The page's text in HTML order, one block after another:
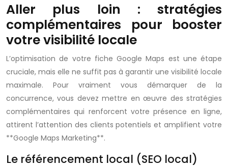
Aller plus loin : stratégies
complémentaires pour booster
votre visibilité locale
L’optimisation de votre fiche Google Maps est une étape
cruciale, mais elle ne suffit pas à garantir une visibilité locale
maximale. Pour vraiment vous démarquer de la
concurrence, vous devez mettre en œuvre des stratégies
complémentaires qui renforcent votre présence en ligne,
attirent l’attention des clients potentiels et amplifient votre
**Google Maps Marketing**.
Le référencement local (SEO local)